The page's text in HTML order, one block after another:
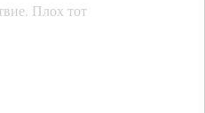
Плох тот